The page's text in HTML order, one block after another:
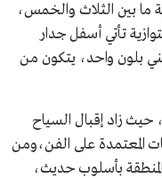
ما بين الثلاث والخمس،
تأتي أسفل جدار
بلون واحد، يتكون من
زاد إقبال السياح
المعتمدة على الفن،ومن
المنطقة بأسلوب حديث،